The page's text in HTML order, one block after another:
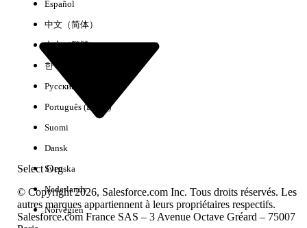
Aucun résultat
Select Org
Español
中文（简体）
中文（繁體）
한국어
Русский
Português (Brasil)
Suomi
Dansk
Svenska
Nederlands
Norvégien
© Copyright 2026, Salesforce.com Inc. Tous droits réservés. Les
autres marques appartiennent à leurs propriétaires respectifs.
Salesforce.com France SAS – 3 Avenue Octave Gréard – 75007